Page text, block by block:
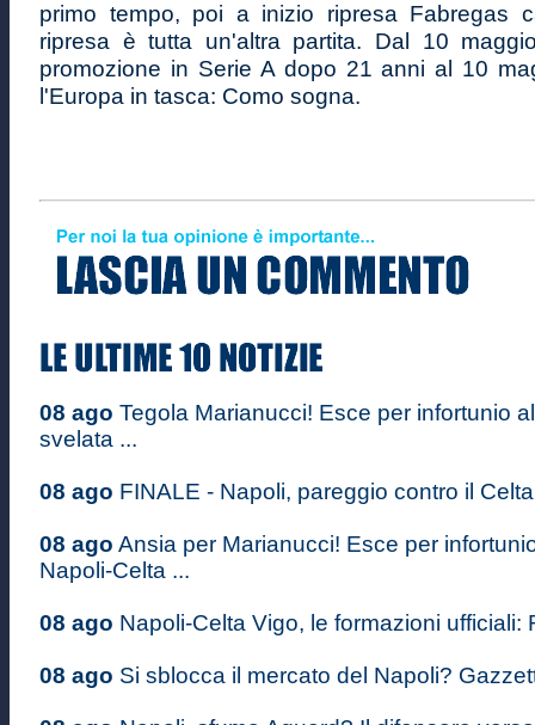
primo tempo, poi a inizio ripresa Fabregas
ripresa è tutta un'altra partita. Dal 10
promozione in Serie A dopo 21 anni al 10
l'Europa in tasca: Como sogna.
08 ago Tegola Marianucci! Esce per infortunio
svelata ...
08 ago FINALE - Napoli, pareggio contro il
08 ago Ansia per Marianucci! Esce per
Napoli-Celta ...
08 ago Napoli-Celta Vigo, le formazioni ufficiali:
08 ago Si sblocca il mercato del Napoli?